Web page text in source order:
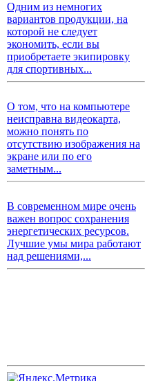
Одним из немногих
вариантов продукции, на
которой не следует
экономить, если вы
приобретаете экипировку
для спортивных...
О том, что на компьютере
неисправна видеокарта,
можно понять по
отсутствию изображения на
экране или по его
заметным...
В современном мире очень
важен вопрос сохранения
энергетических ресурсов.
Лучшие умы мира работают
над решениями,...